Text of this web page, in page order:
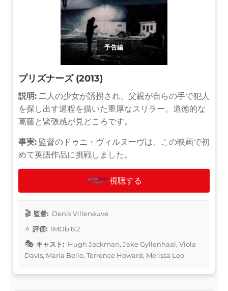
予告編
プリズナーズ (2013)
説明: 二人の少女が誘拐され、父親が自らの手で犯人
を探し出す過程を描いた重厚なスリラー。道徳的な
葛藤と緊張感が見どころです。
事実: 監督のドゥニ・ヴィルヌーヴは、この映画で初
めて英語作品に挑戦しました。
視聴する
監督: Denis Villeneuve
評価: IMDb 8.2
キャスト: Hugh Jackman, Jake Gyllenhaal, Viola
Davis, Maria Bello, Terrence Howard, Melissa Leo